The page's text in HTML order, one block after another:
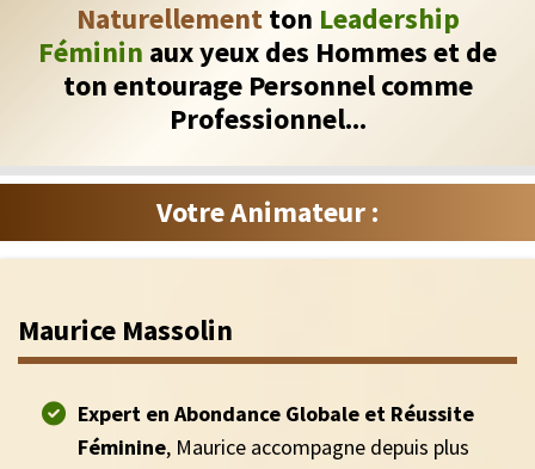
Naturellement ton Leadership
Féminin aux yeux des Hommes et de
ton entourage Personnel comme
Professionnel...
Votre Animateur :
Maurice Massolin
Expert en Abondance Globale et Réussite
Féminine, Maurice accompagne depuis plus